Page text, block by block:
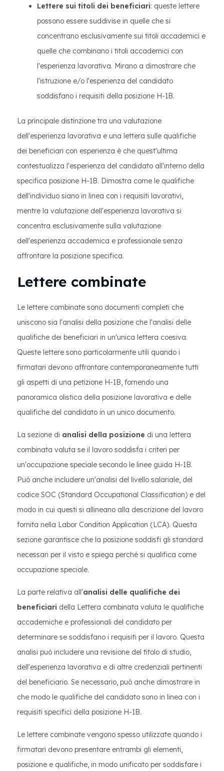
Lettere sui titoli dei beneficiari: queste lettere
possono essere suddivise in quelle che si
concentrano esclusivamente sui titoli accademici e
quelle che combinano i titoli accademici con
l'esperienza lavorativa. Mirano a dimostrare che
l'istruzione e/o l'esperienza del candidato
soddisfano i requisiti della posizione H-1B.
La principale distinzione tra una valutazione
dell'esperienza lavorativa e una lettera sulle qualifiche
dei beneficiari con esperienza è che quest'ultima
contestualizza l'esperienza del candidato all'interno della
specifica posizione H-1B. Dimostra come le qualifiche
dell'individuo siano in linea con i requisiti lavorativi,
mentre la valutazione dell'esperienza lavorativa si
concentra esclusivamente sulla valutazione
dell'esperienza accademica e professionale senza
affrontare la posizione specifica.
Lettere combinate
Le lettere combinate sono documenti completi che
uniscono sia l'analisi della posizione che l'analisi delle
qualifiche dei beneficiari in un'unica lettera coesiva.
Queste lettere sono particolarmente utili quando i
firmatari devono affrontare contemporaneamente tutti
gli aspetti di una petizione H-1B, fornendo una
panoramica olistica della posizione lavorativa e delle
qualifiche del candidato in un unico documento.
La sezione di analisi della posizione di una lettera
combinata valuta se il lavoro soddisfa i criteri per
un'occupazione speciale secondo le linee guida H-1B.
Può anche includere un'analisi del livello salariale, del
codice SOC (Standard Occupational Classification) e del
modo in cui questi si allineano alla descrizione del lavoro
fornita nella Labor Condition Application (LCA). Questa
sezione garantisce che la posizione soddisfi gli standard
necessari per il visto e spiega perché si qualifica come
occupazione speciale.
La parte relativa all'analisi delle qualifiche dei
beneficiari della Lettera combinata valuta le qualifiche
accademiche e professionali del candidato per
determinare se soddisfano i requisiti per il lavoro. Questa
analisi può includere una revisione del titolo di studio,
dell'esperienza lavorativa e di altre credenziali pertinenti
del beneficiario. Se necessario, può anche dimostrare in
che modo le qualifiche del candidato sono in linea con i
requisiti specifici della posizione H-1B.
Le lettere combinate vengono spesso utilizzate quando i
firmatari devono presentare entrambi gli elementi,
posizione e qualifiche, in modo unificato per soddisfare i